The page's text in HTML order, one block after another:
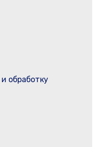
обработку